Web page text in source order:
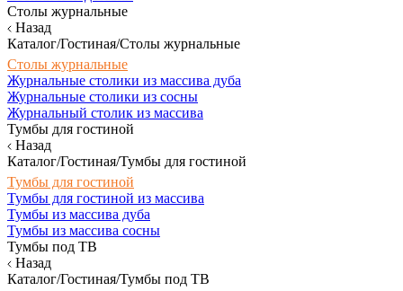
Столы журнальные
Назад
Каталог/Гостиная/Столы журнальные
Столы журнальные
Журнальные столики из массива дуба
Журнальные столики из сосны
Журнальный столик из массива
Тумбы для гостиной
Назад
Каталог/Гостиная/Тумбы для гостиной
Тумбы для гостиной
Тумбы для гостиной из массива
Тумбы из массива дуба
Тумбы из массива сосны
Тумбы под ТВ
Назад
Каталог/Гостиная/Тумбы под ТВ